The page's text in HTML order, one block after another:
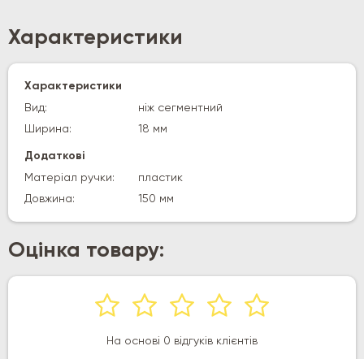
Характеристики
Характеристики
Вид:
ніж сегментний
Ширина:
18 мм
Додаткові
Матеріал ручки:
пластик
Довжина:
150 мм
Оцінка товару:
На основі 0 відгуків клієнтів